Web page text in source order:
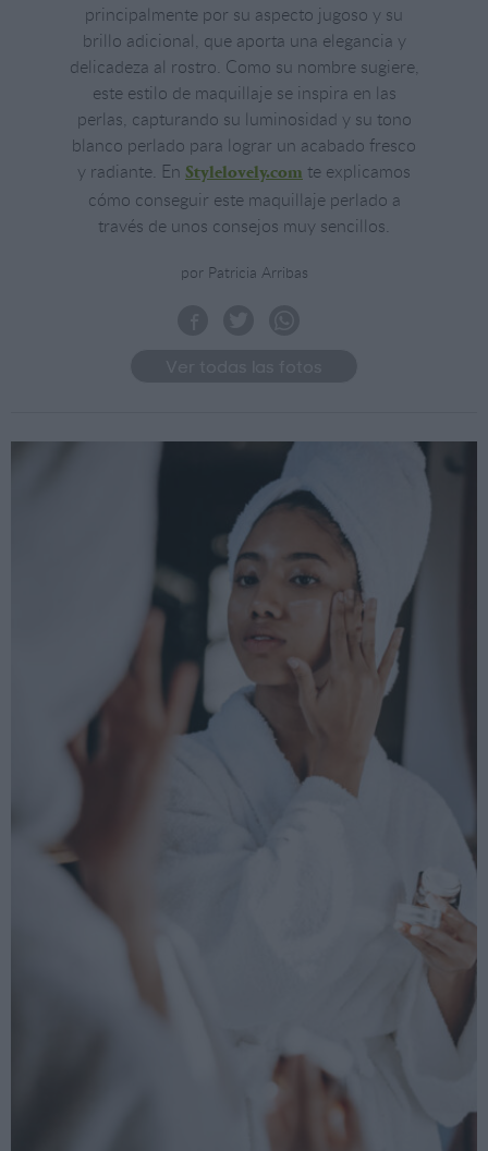
principalmente por su aspecto jugoso y su
brillo adicional, que aporta una elegancia y
delicadeza al rostro. Como su nombre sugiere,
este estilo de maquillaje se inspira en las
perlas, capturando su luminosidad y su tono
blanco perlado para lograr un acabado fresco
y radiante. En Stylelovely.com te explicamos
cómo conseguir este maquillaje perlado a
través de unos consejos muy sencillos.
por Patricia Arribas